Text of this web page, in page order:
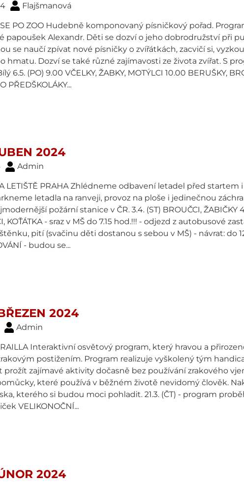
Flajšmanová
SE PO ZOO Hudebně komponovaný písničkový pořad.
papoušek Alexandr. Děti se dozví o jeho dobrodružství při
se naučí zpívat nové písničky o zvířátkách, zacvičí si,
hmatu. Dozví se také různé zajímavosti ze života zvířat. S
6.5. (PO) 9.00 VČELKY, ŽABKY, MOTÝLCI 10.00 BERUŠKY,
PŘEDŠKOLÁKY...
2024
Admin
LETIŠTĚ PRAHA Zhlédneme odbavení letadel před startem
letadla na ranveji, provoz na ploše i jedinečnou
požární stanice v ČR. 3.4. (ST) BROUČCI, ŽABIČKY
KOŤÁTKA - sraz v MŠ do 7.15 hod.!!! - odjezd z autobusové
pití (svačinu děti dostanou s sebou v MŠ) - návrat: do
- budou se...
2024
Admin
Interaktivní osvětový program, který hravou a
postižením. Program realizuje vyškolený tým
zajímavé aktivity dočasně bez používání zrakového
které používá v běžném životě nevidomý člověk.
kterého si budou moci pohladit. 21.3. (ČT) - program
VELIKONOČNÍ...
2024